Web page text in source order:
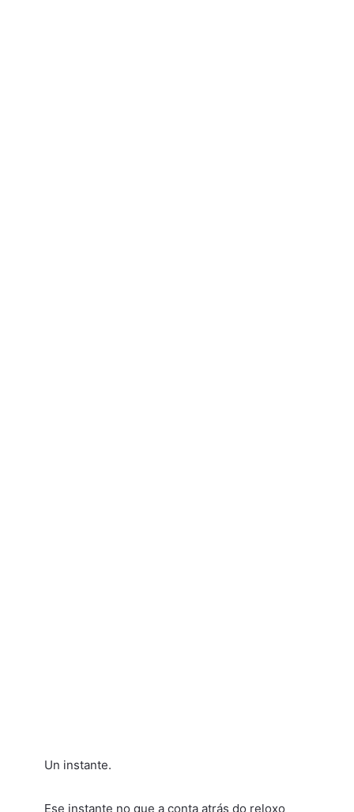
Un instante.
Ese instante no que a conta atrás do reloxo